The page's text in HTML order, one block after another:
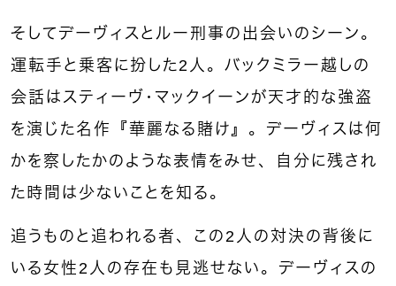
そしてデーヴィスとルー刑事の出会いのシーン。
運転手と乗客に扮した2人。バックミラー越しの
会話はスティーヴ・マックイーンが天才的な強盗
を演じた名作『華麗なる賭け』。デーヴィスは何
かを察したかのような表情をみせ、自分に残され
た時間は少ないことを知る。
追うものと追われる者、この2人の対決の背後に
いる女性2人の存在も見逃せない。デーヴィスの